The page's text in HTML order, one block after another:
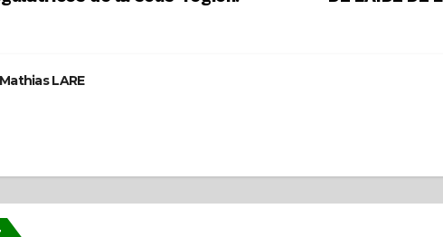
Mathias LARE